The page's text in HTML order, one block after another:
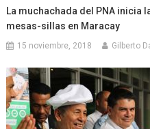
La muchachada del PNA inicia
mesas-sillas en Maracay
15 noviembre, 2018 Gilberto